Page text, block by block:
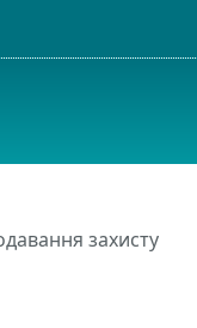
захисту